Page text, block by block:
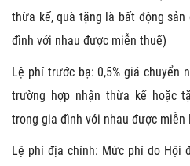
thừa kế, quà tặng là bất động
đình với nhau được miễn thuế)
Lệ phí trước bạ: 0,5% giá chuyển
trường hợp nhận thừa kế hoặc
trong gia đình với nhau được miễn
Lệ phí địa chính: Mức phí do Hội